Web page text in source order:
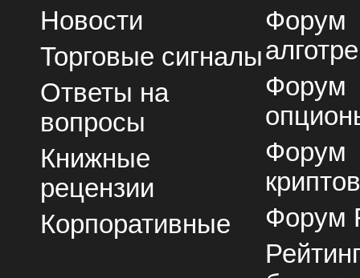
Новости
Торговые сигналы
Ответы на
вопросы
Книжные
рецензии
Корпоративные
Форум
Форум
Форум
Форум